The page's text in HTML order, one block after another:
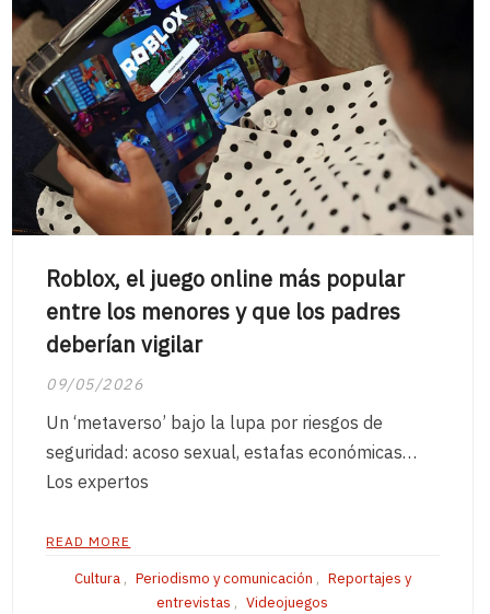
Roblox, el juego online más popular
entre los menores y que los padres
deberían vigilar
09/05/2026
Un ‘metaverso’ bajo la lupa por riesgos de
seguridad: acoso sexual, estafas económicas…
Los expertos
READ MORE
Cultura, Periodismo y comunicación , Reportajes y
entrevistas , Videojuegos